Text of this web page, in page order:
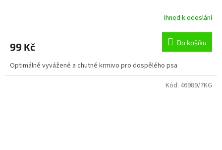
je
z
5
Ihned k odeslání
99 Kč Do košíku
Optimálně vyvážené a chutné krmivo pro dospělého psa
Kód: 46989/7KG